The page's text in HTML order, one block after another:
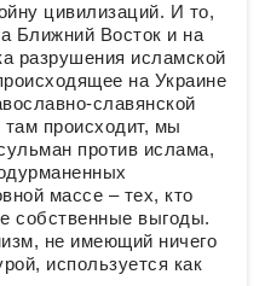
цивилизаций. И то,
Ближний Восток и на
разрушения исламской
на Украине
славянской
происходит, мы
против ислама,
массе – тех, кто
собственные выгоды.
не имеющий ничего
используется как